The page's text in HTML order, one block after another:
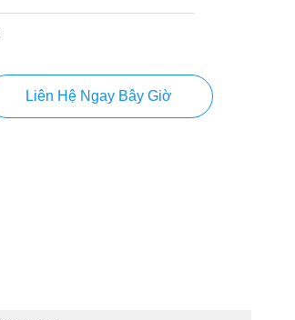
Liên Hệ Ngay Bây Giờ